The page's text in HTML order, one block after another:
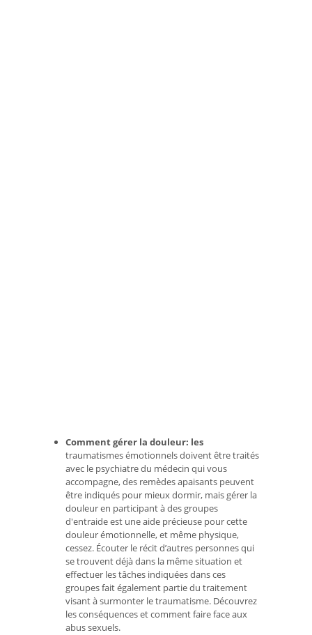
Comment gérer la douleur: les
traumatismes émotionnels doivent être traités
avec le psychiatre du médecin qui vous
accompagne, des remèdes apaisants peuvent
être indiqués pour mieux dormir, mais gérer la
douleur en participant à des groupes
d'entraide est une aide précieuse pour cette
douleur émotionnelle, et même physique,
cessez. Écouter le récit d’autres personnes qui
se trouvent déjà dans la même situation et
effectuer les tâches indiquées dans ces
groupes fait également partie du traitement
visant à surmonter le traumatisme. Découvrez
les conséquences et comment faire face aux
abus sexuels.